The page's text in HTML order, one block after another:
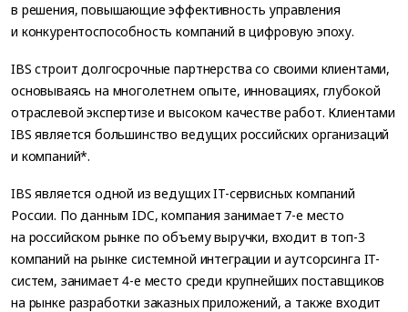
в решения, повышающие эффективность управления
и конкурентоспособность компаний в цифровую эпоху.
IBS строит долгосрочные партнерства со своими клиентами,
основываясь на многолетнем опыте, инновациях, глубокой
отраслевой экспертизе и высоком качестве работ. Клиентами
IBS является большинство ведущих российских организаций
и компаний*.
IBS является одной из ведущих IT-сервисных компаний
России. По данным IDC, компания занимает 7-е место
на российском рынке по объему выручки, входит в топ-3
компаний на рынке системной интеграции и аутсорсинга IT-
систем, занимает 4-е место среди крупнейших поставщиков
на рынке разработки заказных приложений, а также входит